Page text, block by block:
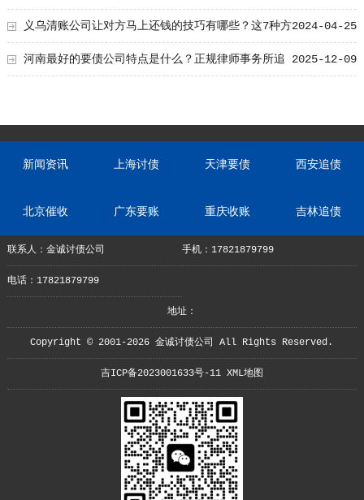
2024-04-25
义乌清账公司让对方马上还钱的技巧有哪些？这7种方
式掌握了！ 2025-12-09
河南最好的要债公司特点是什么？正规律师事务所追
新闻资讯 上海讨债 天津要债 西安追债
北京催收 广东要账 重庆收账 吉林追债
联系人：金诚讨债公司 手机：17821879799
电话：17821879799
地址：
Copyright © 2001-2026 金诚讨债公司 All Rights Reserved.
吉ICP备2023001633号-11 XML地图